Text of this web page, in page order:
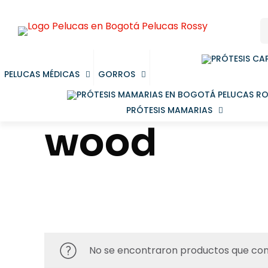
PELUCAS MÉDICAS GORROS
PRÓTESIS MAMARIAS
wood
No se encontraron productos que